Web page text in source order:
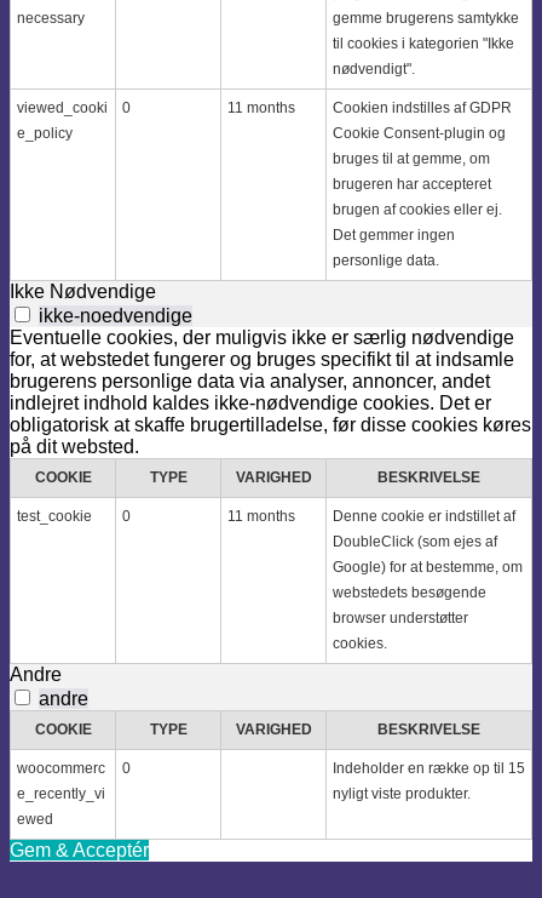
necessary
gemme brugerens samtykke
til cookies i kategorien "Ikke
nødvendigt".
viewed_cooki
e_policy
0 11 months
Cookien indstilles af GDPR
Cookie Consent-plugin og
bruges til at gemme, om
brugeren har accepteret
brugen af ​​cookies eller ej.
Det gemmer ingen
personlige data.
Ikke Nødvendige
ikke-noedvendige
Eventuelle cookies, der muligvis ikke er særlig nødvendige
for, at webstedet fungerer og bruges specifikt til at indsamle
brugerens personlige data via analyser, annoncer, andet
indlejret indhold kaldes ikke-nødvendige cookies. Det er
obligatorisk at skaffe brugertilladelse, før disse cookies køres
på dit websted.
COOKIE TYPE VARIGHED BESKRIVELSE
test_cookie 0 11 months
Denne cookie er indstillet af
DoubleClick (som ejes af
Google) for at bestemme, om
webstedets besøgende
browser understøtter
cookies.
Andre
andre
COOKIE TYPE VARIGHED BESKRIVELSE
woocommerc
e_recently_vi
ewed
0
Indeholder en række op til 15
nyligt viste produkter.
Gem & Acceptér